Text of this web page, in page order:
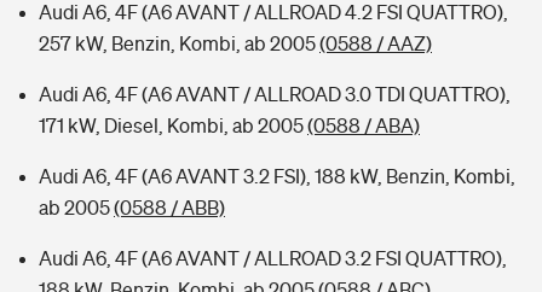
Audi A6, 4F (A6 AVANT / ALLROAD 4.2 FSI QUATTRO),
257 kW, Benzin, Kombi, ab 2005(0588 / AAZ)
Audi A6, 4F (A6 AVANT / ALLROAD 3.0 TDI QUATTRO),
171 kW, Diesel, Kombi, ab 2005(0588 / ABA)
Audi A6, 4F (A6 AVANT 3.2 FSI), 188 kW, Benzin, Kombi,
ab 2005(0588 / ABB)
Audi A6, 4F (A6 AVANT / ALLROAD 3.2 FSI QUATTRO),